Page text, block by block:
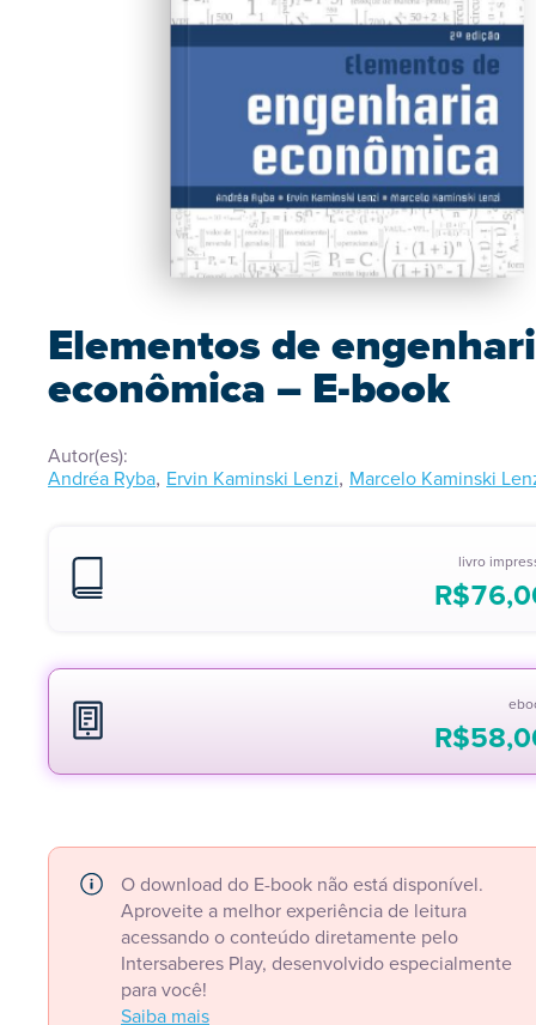
Elementos de
econômica – E-book
Autor(es):
Andréa Ryba, Ervin Kaminski Lenzi, Marcelo Kaminski
livro
R$
R$
O download do E-book não está disponível.
Aproveite a melhor experiência de leitura
acessando o conteúdo diretamente pelo
Intersaberes Play, desenvolvido especialmente
para você!
Saiba mais